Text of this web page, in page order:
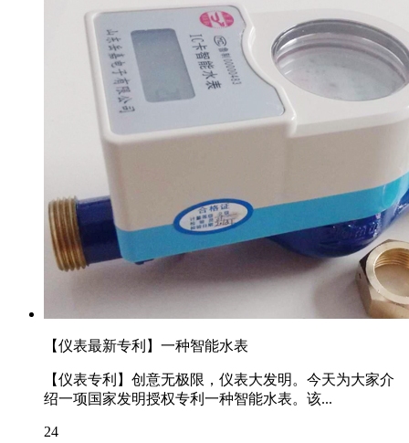
【仪表最新专利】一种智能水表
【仪表专利】创意无极限，仪表大发明。今天为大家介
绍一项国家发明授权专利一种智能水表。该...
24